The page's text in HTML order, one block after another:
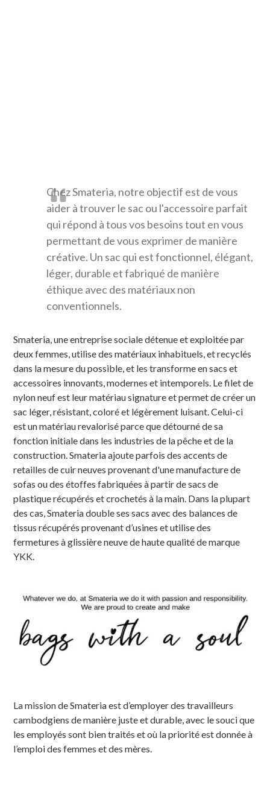
Chez Smateria, notre objectif est de vous
aider à trouver le sac ou l'accessoire parfait
qui répond à tous vos besoins tout en vous
permettant de vous exprimer de manière
créative. Un sac qui est fonctionnel, élégant,
léger, durable et fabriqué de manière
éthique avec des matériaux non
conventionnels.
Smateria, une entreprise sociale détenue et exploitée par
deux femmes, utilise des matériaux inhabituels, et recyclés
dans la mesure du possible, et les transforme en sacs et
accessoires innovants, modernes et intemporels. Le filet de
nylon neuf est leur matériau signature et permet de créer un
sac léger, résistant, coloré et légèrement luisant. Celui-ci
est un matériau revalorisé parce que détourné de sa
fonction initiale dans les industries de la pêche et de la
construction. Smateria ajoute parfois des accents de
retailles de cuir neuves provenant d'une manufacture de
sofas ou des étoffes fabriquées à partir de sacs de
plastique récupérés et crochetés à la main. Dans la plupart
des cas, Smateria double ses sacs avec des balances de
tissus récupérés provenant d’usines et utilise des
fermetures à glissière neuve de haute qualité de marque
YKK.
La mission de Smateria est d’employer des travailleurs
cambodgiens de manière juste et durable, avec le souci que
les employés sont bien traités et où la priorité est donnée à
l’emploi des femmes et des mères.